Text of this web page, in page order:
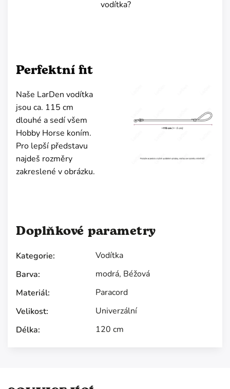
vodítka?
Perfektní fit
Naše LarDen vodítka
jsou ca. 115 cm
dlouhé a sedí všem
Hobby Horse koním.
Pro lepší představu
najdeš rozměry
zakreslené v obrázku.
Doplňkové parametry
Kategorie:
Vodítka
Barva: modrá, Béžová
Materiál:
Paracord
Velikost:
Univerzální
Délka: 120 cm